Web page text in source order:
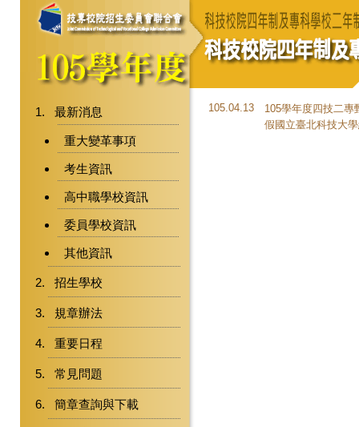
最新消息
重大變革事項
考生資訊
高中職學校資訊
委員學校資訊
其他資訊
招生學校
規章辦法
重要日程
常見問題
簡章查詢與下載
105.04.13
105學年度四技二專
假國立臺北科技大